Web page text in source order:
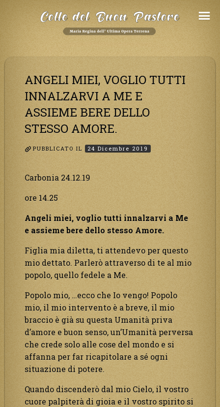
ANGELI MIEI, VOGLIO TUTTI
INNALZARVI A ME E
ASSIEME BERE DELLO
STESSO AMORE.
PUBBLICATO IL 24 Dicembre 2019
Carbonia 24.12.19
ore 14.25
Angeli miei, voglio tutti innalzarvi a Me
e assieme bere dello stesso Amore.
Figlia mia diletta, ti attendevo per questo
mio dettato. Parlerò attraverso di te al mio
popolo, quello fedele a Me.
Popolo mio, …ecco che Io vengo! Popolo
mio, il mio intervento è a breve, il mio
braccio è già su questa Umanità priva
d’amore e buon senso, un’Umanità perversa
che crede solo alle cose del mondo e si
affanna per far ricapitolare a sé ogni
situazione di potere.
Quando discenderò dal mio Cielo, il vostro
cuore palpiterà di gioia e il vostro spirito si